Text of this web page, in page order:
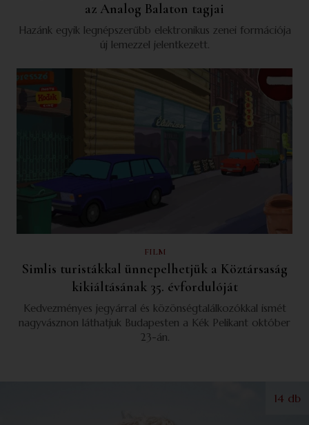
az Analog Balaton tagjai
Hazánk egyik legnépszerűbb elektronikus zenei formációja
új lemezzel jelentkezett.
FILM
Simlis turistákkal ünnepelhetjük a Köztársaság
kikiáltásának 35. évfordulóját
Kedvezményes jegyárral és közönségtalálkozókkal ismét
nagyvásznon láthatjuk Budapesten a Kék Pelikant október
23-án.
14 db